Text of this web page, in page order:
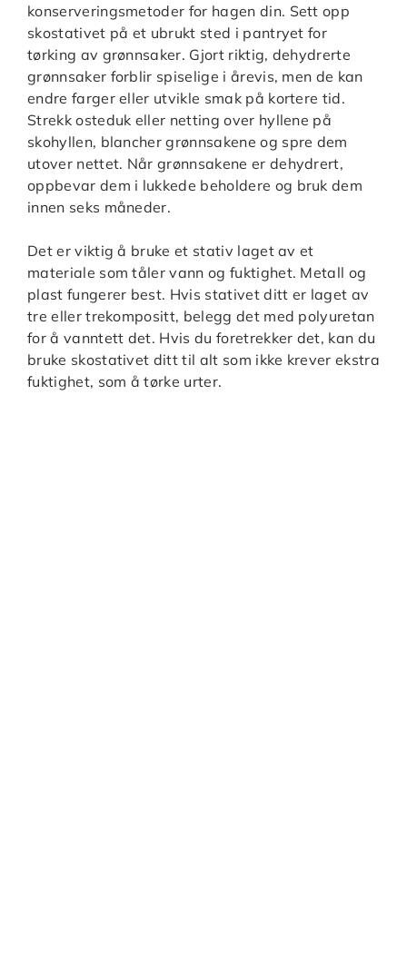
konserveringsmetoder for hagen din. Sett opp
skostativet på et ubrukt sted i pantryet for
tørking av grønnsaker. Gjort riktig, dehydrerte
grønnsaker forblir spiselige i årevis, men de kan
endre farger eller utvikle smak på kortere tid.
Strekk osteduk eller netting over hyllene på
skohyllen, blancher grønnsakene og spre dem
utover nettet. Når grønnsakene er dehydrert,
oppbevar dem i lukkede beholdere og bruk dem
innen seks måneder.
Det er viktig å bruke et stativ laget av et
materiale som tåler vann og fuktighet. Metall og
plast fungerer best. Hvis stativet ditt er laget av
tre eller trekompositt, belegg det med polyuretan
for å vanntett det. Hvis du foretrekker det, kan du
bruke skostativet ditt til alt som ikke krever ekstra
fuktighet, som å tørke urter.